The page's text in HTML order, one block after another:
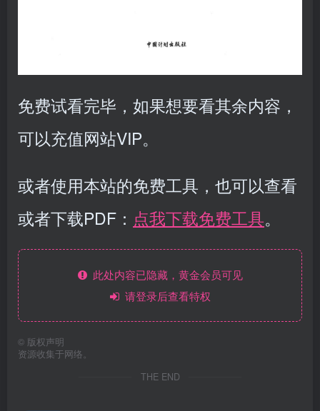
免费试看完毕，如果想要看其余内容，
可以充值网站VIP。
或者使用本站的免费工具，也可以查看
或者下载PDF： 点我下载免费工具。
此处内容已隐藏，黄金会员可见
请登录后查看特权
© 版权声明
资源收集于网络。
THE END